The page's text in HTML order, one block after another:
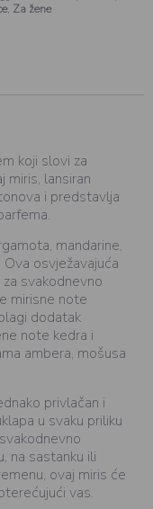
, Za žene
koji slovi za
miris, lansiran
i predstavlja
mandarine,
osvježavajuća
svakodnevno
mirisne note
dodatak
note kedra i
ambera, mošusa
privlačan i
u svaku priliku
na sastanku ili
ovaj miris će
vas.